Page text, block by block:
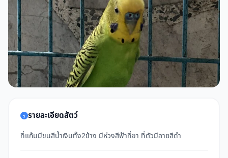
รายละเอียดสัตว์
ที่แก้มมีขนสีน้ำเงินทั้ง2ข้าง มีห่วงสีฟ้าที่ขา ที่ตัวมีลายสีดำ